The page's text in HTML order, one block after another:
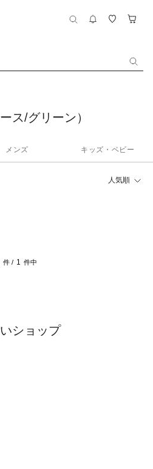
ス/グリーン）
メンズ キッズ・ベビー
人気順
件 / 1 件中
ショップ